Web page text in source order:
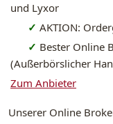
und Lyxor
✓ AKTION:
✓ Bester Online
(Außerbörslicher
Zum Anbieter
Unserer Online